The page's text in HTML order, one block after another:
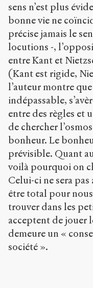
sens n’est plus
bonne vie ne
précise jamais le
locutions -,
entre Kant et
(Kant est rigide,
l’auteur montre
indépassable,
entre des règles et
de chercher
bonheur. Le
prévisible. Quant
voilà pourquoi on
Celui-ci ne sera
être total pour
trouver dans les
acceptent de jouer
demeure un «
société ».